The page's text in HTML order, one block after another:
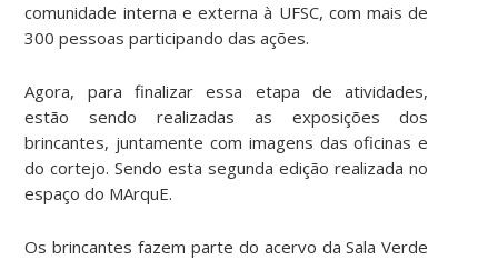
comunidade interna e externa à UFSC, com mais de
300 pessoas participando das ações.
Agora, para finalizar essa etapa de atividades,
estão sendo realizadas as exposições dos
brincantes, juntamente com imagens das oficinas e
do cortejo. Sendo esta segunda edição realizada no
espaço do MArquE.
Os brincantes fazem parte do acervo da Sala Verde